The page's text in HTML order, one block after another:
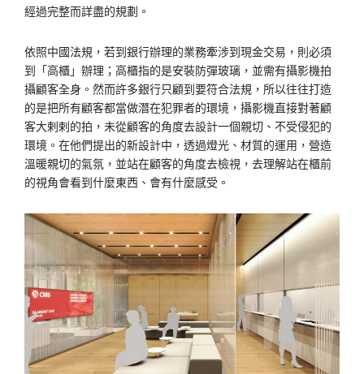
經過完整而詳盡的規劃。
依照中國法規，若到銀行辦理的業務牽涉到現金交易，則必須
到「高櫃」辦理；高櫃指的是安裝防彈玻璃，並需有攝影機拍
攝顧客全身。然而許多銀行只顧到要符合法規，所以往往打造
的是把所有顧客都當做潛在犯罪者的環境，攝影機直接對著顧
客大剌剌的拍，未從顧客的角度去設計一個親切、不受侵犯的
環境。在他們提出的新設計中，透過燈光、材質的運用，營造
溫暖親切的氣氛，並站在顧客的角度去檢視，去理解站在櫃前
的視角會看到什麼東西、會有什麼感受。